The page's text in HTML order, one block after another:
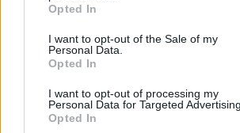
Opted In
I want to opt-out of the Sale of my
Personal Data.
Opted In
I want to opt-out of processing my
Personal Data for Targeted Advertising.
Opted In
esetleg elküldünk mellé
nyomkodjuk a kitérés
hozzáteszem, ez még egész
ugyanakkor nem lenne
taktika is társulna az